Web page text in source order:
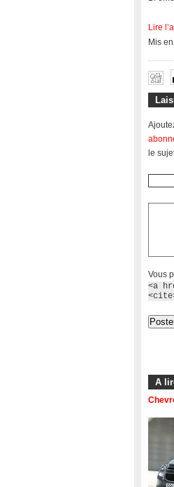
Lire
Mis
le
Vous
<a
A